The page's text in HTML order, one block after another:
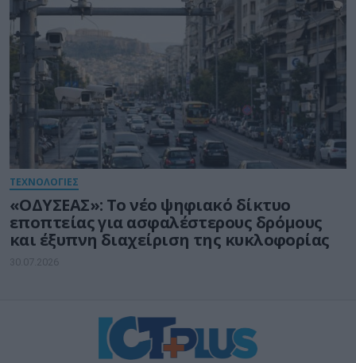
ΤΕΧΝΟΛΟΓΙΕΣ
«ΟΔΥΣΕΑΣ»: Το νέο ψηφιακό δίκτυο
εποπτείας για ασφαλέστερους δρόμους
και έξυπνη διαχείριση της κυκλοφορίας
30.07.2026